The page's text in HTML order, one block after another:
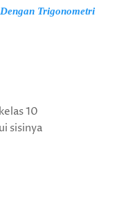
Trigonometri
10
sisinya